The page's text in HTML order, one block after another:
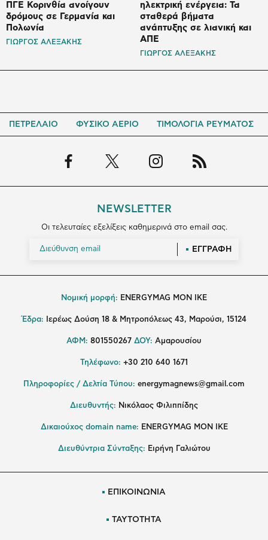
ΠΓΕ Κορινθία ανοίγουν
δρόμους σε Γερμανία και
Πολωνία
ΓΙΩΡΓΟΣ ΑΛΕΞΑΚΗΣ
ηλεκτρική ενέργεια: Τα
σταθερά βήματα
ανάπτυξης σε λιανική και
ΑΠΕ
ΓΙΩΡΓΟΣ ΑΛΕΞΑΚΗΣ
ΠΕΤΡΕΛΑΙΟ ΦΥΣΙΚΟ ΑΕΡΙΟ ΤΙΜΟΛΟΓΙΑ ΡΕΥΜΑΤΟΣ
NEWSLETTER
Οι τελευταίες εξελίξεις καθημερινά στο email σας.
ΕΓΓΡΑΦΗ
Νομική μορφή: ENERGYMAG MON IKE
Έδρα: Ιερέως Δούση 18 & Μητροπόλεως 43, Μαρούσι, 15124
ΑΦΜ: 801550267 ΔΟΥ: Αμαρουσίου
Τηλέφωνο: +30 210 640 1671
Πληροφορίες / Δελτία Τύπου: energymagnews@gmail.com
Διευθυντής: Νικόλαος Φιλιππίδης
Δικαιούχος domain name: ENERGYMAG ΜΟΝ ΙΚΕ
Διευθύντρια Σύνταξης: Ειρήνη Γαλιώτου
ΕΠΙΚΟΙΝΩΝΙΑ
ΤΑΥΤΟΤΗΤΑ